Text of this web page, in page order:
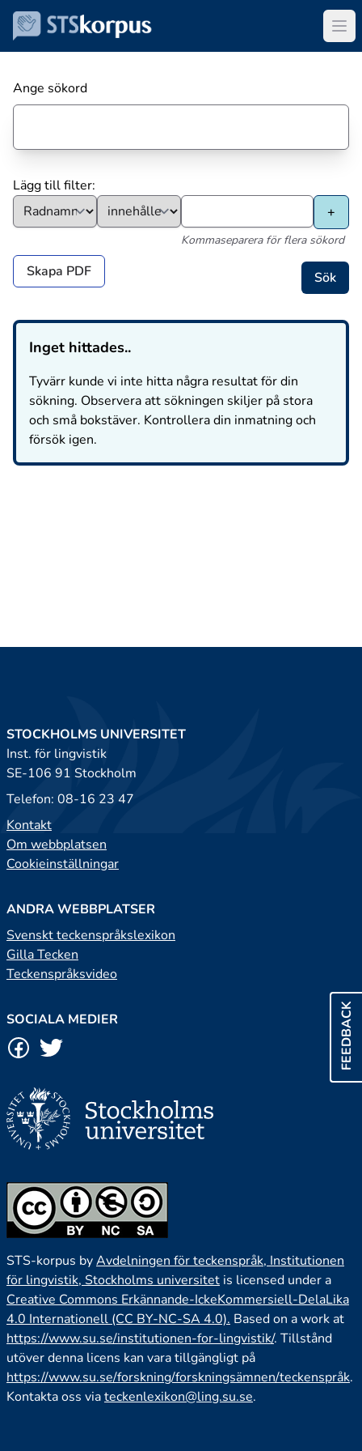
Ange sökord
Lägg till filter:
Kommaseparera för flera sökord
Skapa PDF
Inget hittades..
Tyvärr kunde vi inte hitta några resultat för din
sökning. Observera att sökningen skiljer på stora
och små bokstäver. Kontrollera din inmatning och
försök igen.
FEEDBACK
STOCKHOLMS UNIVERSITET
Inst. för lingvistik
SE-106 91 Stockholm
Telefon: 08-16 23 47
Kontakt
Om webbplatsen
Cookieinställningar
ANDRA WEBBPLATSER
Svenskt teckenspråkslexikon
Gilla Tecken
Teckenspråksvideo
SOCIALA MEDIER
STS-korpus byAvdelningen för teckenspråk, Institutionen
för lingvistik, Stockholms universitet is licensed under a
Creative Commons Erkännande-IckeKommersiell-DelaLika
4.0 Internationell (CC BY-NC-SA 4.0). Based on a work at
https://www.su.se/institutionen-for-lingvistik/. Tillstånd
utöver denna licens kan vara tillgängligt på
https://www.su.se/forskning/forskningsämnen/teckenspråk.
Kontakta oss viateckenlexikon@ling.su.se.